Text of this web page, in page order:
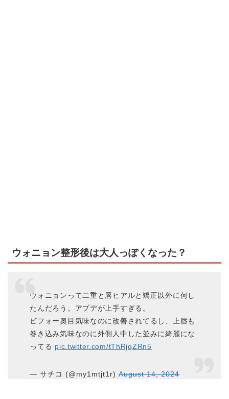
ウォニョン整形後は大人っぽくなった？
ウォニョンって二重と唇ヒアルと矯正以外に何し
たんだろう。アプデが上手すぎる。
ビフォー奧目気味なのに改善されてるし、上唇も
巻き込み気味なのに外側人中した並みに綺麗にな
ってる pic.twitter.com/tThRjqZRn5
— サチコ (@my1mtjt1r)August 14, 2024